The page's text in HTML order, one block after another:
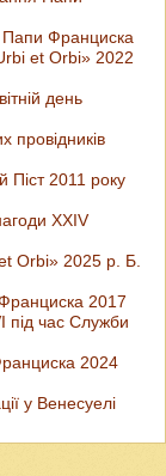
Франциска
et Orbi» 2022
день
провідників
Піст 2011 року
XXIV
Orbi» 2025 р. Б.
2017
під час Служби
2024
у Венесуелі